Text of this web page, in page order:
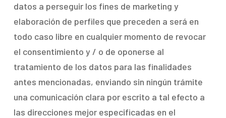
datos a perseguir los fines de marketing y
elaboración de perfiles que preceden a será en
todo caso libre en cualquier momento de revocar
el consentimiento y / o de oponerse al
tratamiento de los datos para las finalidades
antes mencionadas, enviando sin ningún trámite
una comunicación clara por escrito a tal efecto a
las direcciones mejor especificadas en el